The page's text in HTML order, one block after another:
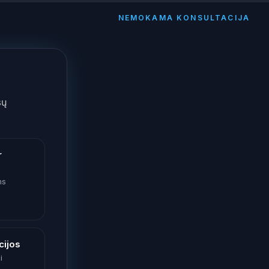
NEMOKAMA KONSULTACIJA